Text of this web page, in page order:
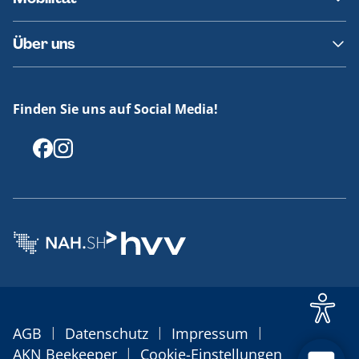
Fundsachen
Häufige Fragen
Barrierefreies Reisen
Erklärung Barrierefreiheit
Über uns
Offenlegungen
Finden Sie uns auf Social Media!
AGB | Datenschutz | Impressum |
AKN Beekeeper | Cookie-Einstellungen